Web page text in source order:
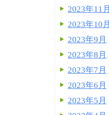
2023年11月
2023年10月
2023年9月
2023年8月
2023年7月
2023年6月
2023年5月